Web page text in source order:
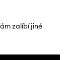
zalíbí jiné